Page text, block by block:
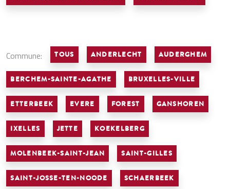
Commune: TOUS ANDERLECHT AUDERGHEM
BERCHEM-SAINTE-AGATHE BRUXELLES-VILLE
ETTERBEEK EVERE FOREST GANSHOREN
IXELLES JETTE KOEKELBERG
MOLENBEEK-SAINT-JEAN SAINT-GILLES
SAINT-JOSSE-TEN-NOODE SCHAERBEEK